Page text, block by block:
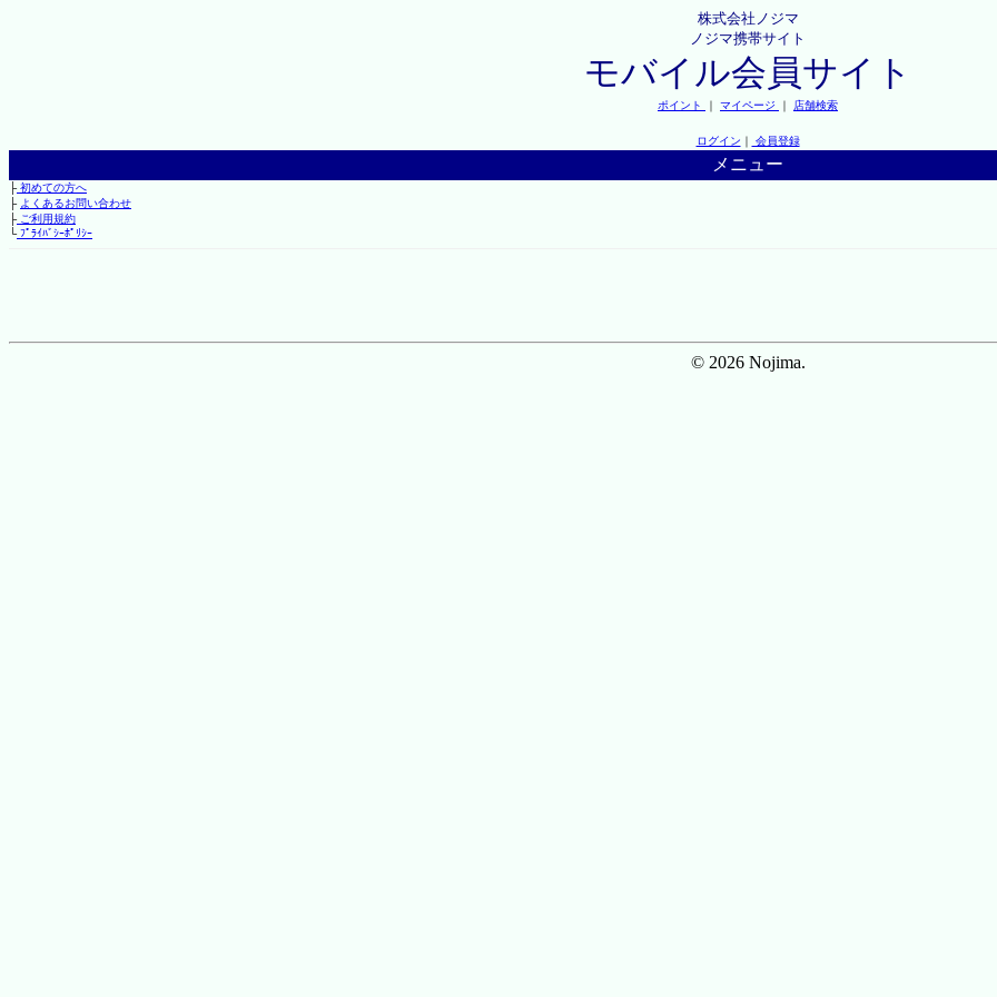
株式会社ノジマ
ノジマ携帯サイト
モバイル会員サイト
ポイント ｜ マイページ ｜ 店舗検索
ログイン ｜ 会員登録
メニュー
├初めての方へ
├ よくあるお問い合わせ
├ご利用規約
└ﾌﾟﾗｲﾊﾞｼｰﾎﾟﾘｼｰ
© 2026 Nojima.